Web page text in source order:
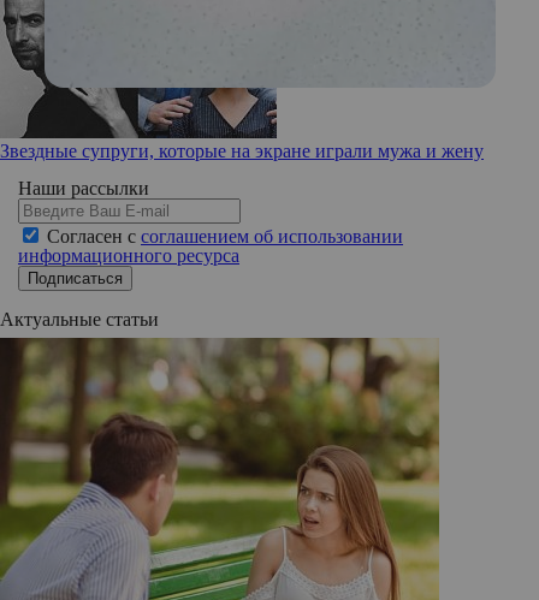
Звездные супруги, которые на экране играли мужа и жену
Наши рассылки
Согласен с соглашением об использовании
информационного ресурса
Подписаться
Актуальные статьи